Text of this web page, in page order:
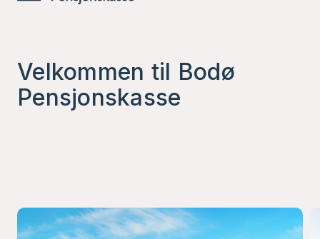
Velkommen til Bodø
Pensjonskasse